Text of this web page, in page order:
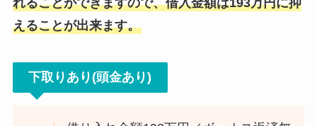
れることができますので、借入金額は193万円に抑
えることが出来ます。
下取りあり(頭金あり)